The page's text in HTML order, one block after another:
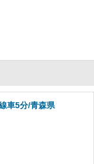
車5分/青森県